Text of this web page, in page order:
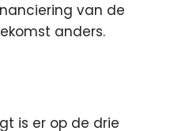
van de
anders.
is er op de drie